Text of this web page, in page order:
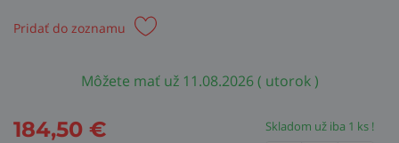
Pridať do zoznamu
Môžete mať už 11.08.2026 ( utorok )
184,50 € Skladom už iba 1 ks !